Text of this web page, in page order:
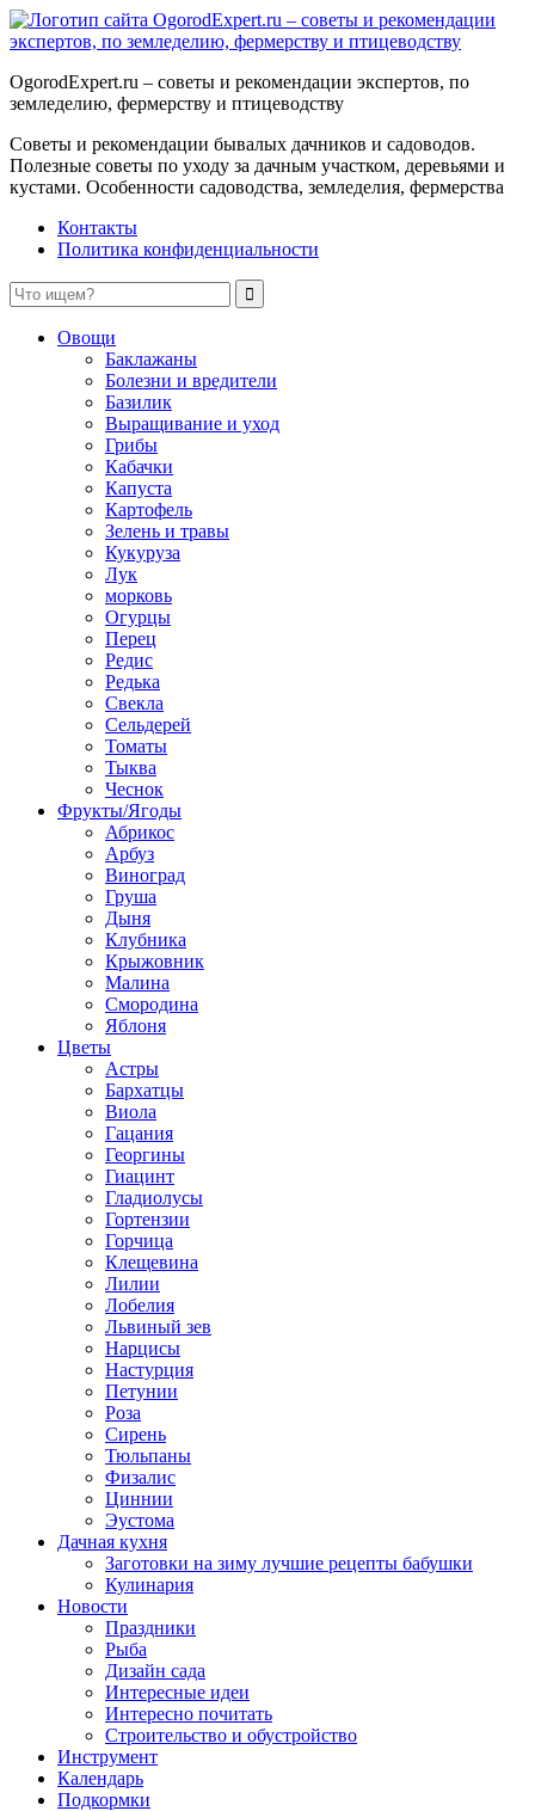
OgorodExpert.ru – cоветы и рекомендации экспертов, по
земледелию, фермерству и птицеводству
Советы и рекомендации бывалых дачников и садоводов.
Полезные советы по уходу за дачным участком, деревьями и
кустами. Особенности садоводства, земледелия, фермерства
Контакты
Политика конфиденциальности
Овощи
Баклажаны
Болезни и вредители
Базилик
Выращивание и уход
Грибы
Кабачки
Капуста
Картофель
Зелень и травы
Кукуруза
Лук
морковь
Огурцы
Перец
Редис
Редька
Свекла
Сельдерей
Томаты
Тыква
Чеснок
Фрукты/Ягоды
Абрикос
Арбуз
Виноград
Груша
Дыня
Клубника
Крыжовник
Малина
Смородина
Яблоня
Цветы
Астры
Бархатцы
Виола
Гацания
Георгины
Гиацинт
Гладиолусы
Гортензии
Горчица
Клещевина
Лилии
Лобелия
Львиный зев
Нарцисы
Настурция
Петунии
Роза
Сирень
Тюльпаны
Физалис
Циннии
Эустома
Дачная кухня
Заготовки на зиму лучшие рецепты бабушки
Кулинария
Новости
Праздники
Рыба
Дизайн сада
Интересные идеи
Интересно почитать
Строительство и обустройство
Инструмент
Календарь
Подкормки